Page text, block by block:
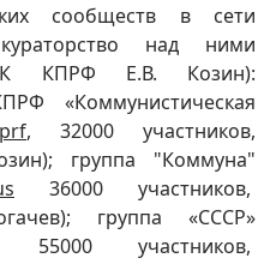
сообществ в сети
над ними
КПРФ Е.В. Козин):
«Коммунистическая
, 32000 участников,
группа "Коммуна"
36000 участников,
группа «СССР»
55000 участников,